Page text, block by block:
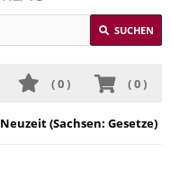
SUCHEN
(0)
(0)
Neuzeit (Sachsen: Gesetze)